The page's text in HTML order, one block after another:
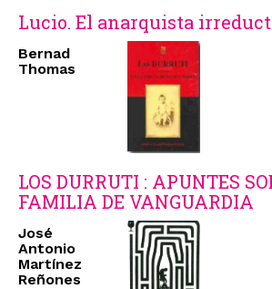
Lucio. El anarquista
Bernad
Thomas
LOS DURRUTI : APUNTES
FAMILIA DE VANGUARDIA
José
Antonio
Martínez
Reñones